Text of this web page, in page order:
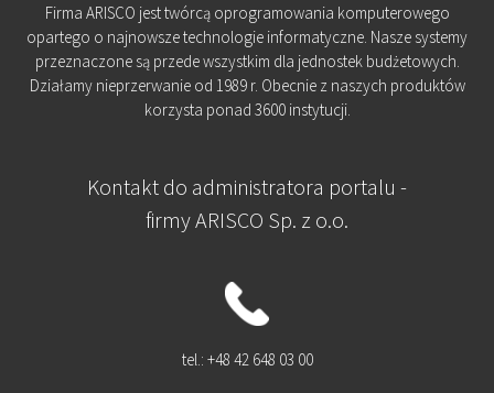
Firma ARISCO jest twórcą oprogramowania komputerowego
opartego o najnowsze technologie informatyczne. Nasze systemy
przeznaczone są przede wszystkim dla jednostek budżetowych.
Działamy nieprzerwanie od 1989 r. Obecnie z naszych produktów
korzysta ponad 3600 instytucji.
Kontakt do administratora portalu -
firmy ARISCO Sp. z o.o.
tel.: +48 42 648 03 00